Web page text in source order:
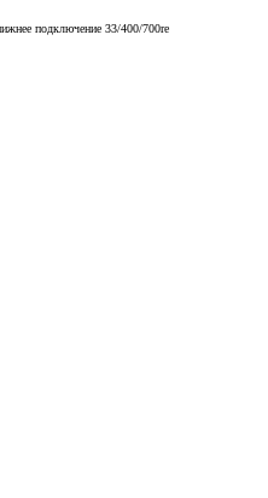
подключение 33/400/700re